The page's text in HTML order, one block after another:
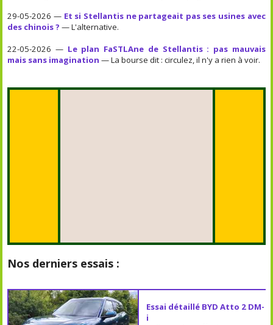
29-05-2026 — Et si Stellantis ne partageait pas ses usines avec
des chinois ? — L'alternative.
22-05-2026 — Le plan FaSTLAne de Stellantis : pas mauvais
mais sans imagination — La bourse dit : circulez, il n'y a rien à voir.
Nos derniers essais :
Essai détaillé BYD Atto 2 DM-
i